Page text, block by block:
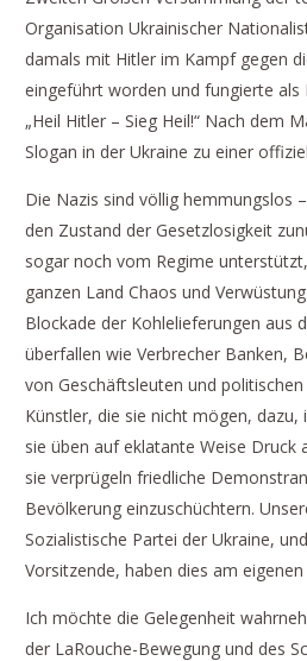
Organisation Ukrainischer
damals mit Hitler im Kampf gegen
eingeführt worden und fungierte
„Heil Hitler – Sieg Heil!“ Nach dem
Slogan in der Ukraine zu einer
Die Nazis sind völlig hemmungslos
den Zustand der Gesetzlosigkeit
sogar noch vom Regime
ganzen Land Chaos und
Blockade der Kohlelieferungen aus
überfallen wie Verbrecher Banken,
von Geschäftsleuten und
Künstler, die sie nicht mögen, dazu,
sie üben auf eklatante Weise Druck
sie verprügeln friedliche
Bevölkerung einzuschüchtern.
Sozialistische Partei der Ukraine,
Vorsitzende, haben dies am
Ich möchte die Gelegenheit
der LaRouche-Bewegung und des